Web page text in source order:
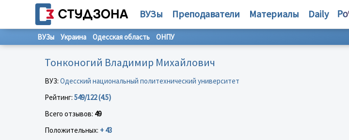
ВУЗы Преподаватели Материалы Daily
ВУЗы Украина Одесская область ОНПУ
Тонконогий Владимир Михайлович
ВУЗ: Одесский национальный политехнический университет
Рейтинг: 549/122 (4.5)
Всего отзывов: 49
Положительных: + 43